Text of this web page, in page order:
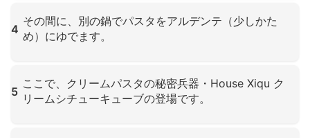
4
その間に、別の鍋でパスタをアルデンテ（少しかた
め）にゆでます。
5
ここで、クリームパスタの秘密兵器・House Xiqu ク
リームシチューキューブの登場です。